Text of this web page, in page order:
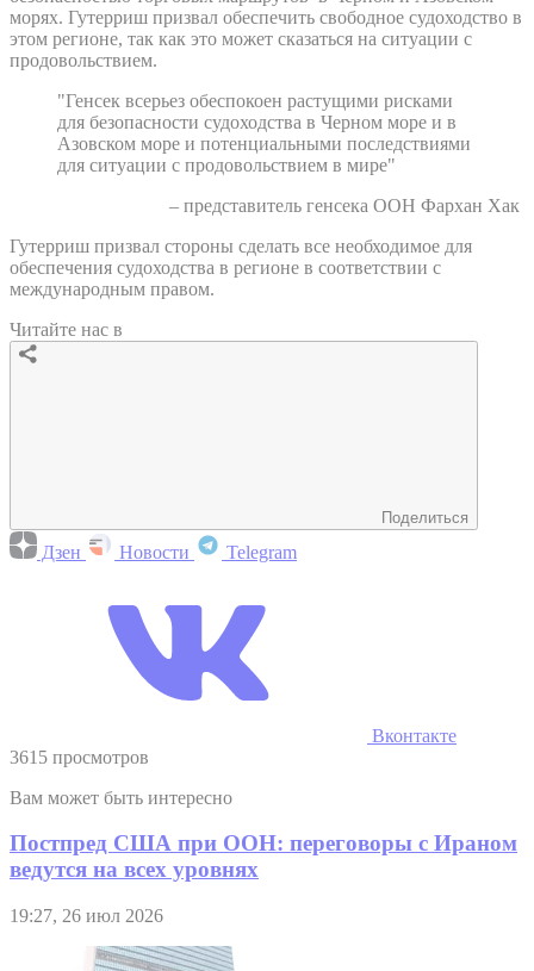
морях. Гутерриш призвал обеспечить свободное судоходство в
этом регионе, так как это может сказаться на ситуации с
продовольствием.
"Генсек всерьез обеспокоен растущими рисками
для безопасности судоходства в Черном море и в
Азовском море и потенциальными последствиями
для ситуации с продовольствием в мире"
– представитель генсека ООН Фархан Хак
Гутерриш призвал стороны сделать все необходимое для
обеспечения судоходства в регионе в соответствии с
международным правом.
Читайте нас в
Поделиться
Дзен Новости Telegram
Вконтакте
3615 просмотров
Вам может быть интересно
Постпред США при ООН: переговоры с Ираном
ведутся на всех уровнях
19:27, 26 июл 2026